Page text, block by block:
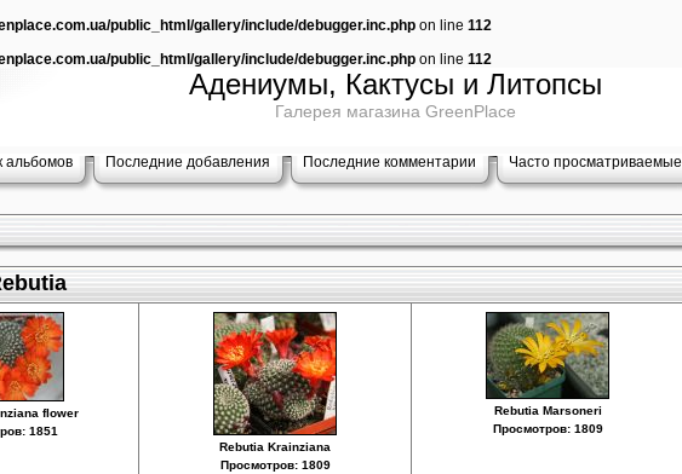
public_html/gallery/include/debugger.inc.php on line 112
public_html/gallery/include/debugger.inc.php on line 112
Адениумы, Кактусы и Литопсы
Галерея магазина GreenPlace
альбомов Последние добавления Последние комментарии Часто просматриваемые
flower
1851
Rebutia Krainziana
Просмотров: 1809
Rebutia Marsoneri
Просмотров: 1809